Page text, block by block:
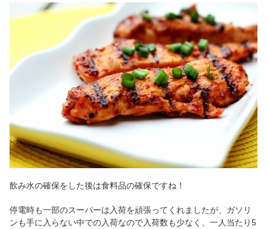
飲み水の確保をした後は食料品の確保ですね！
停電時も一部のスーパーは入荷を頑張ってくれましたが、ガソリ
ンも手に入らない中での入荷なので入荷数も少なく、一人当たり5